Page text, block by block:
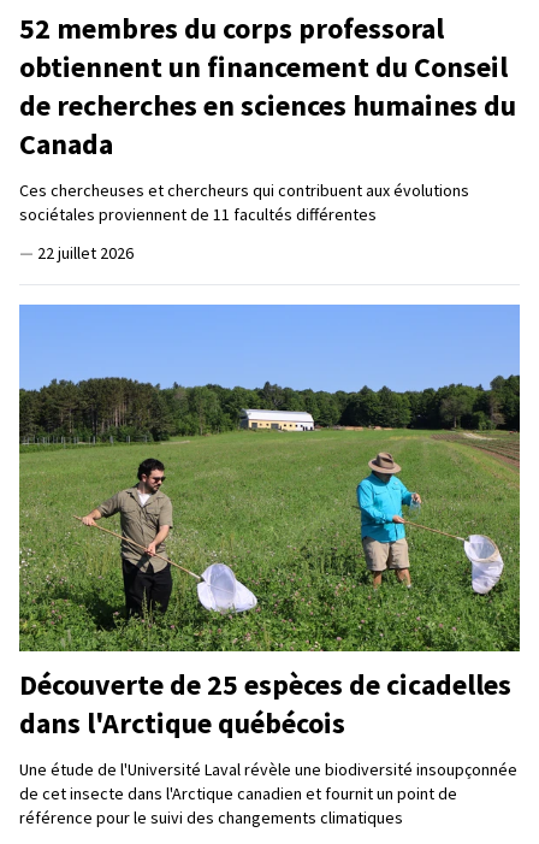
52 membres du corps professoral
obtiennent un financement du Conseil
de recherches en sciences humaines du
Canada
Ces chercheuses et chercheurs qui contribuent aux évolutions
sociétales proviennent de 11 facultés différentes
— 22 juillet 2026
Découverte de 25 espèces de cicadelles
dans l'Arctique québécois
Une étude de l'Université Laval révèle une biodiversité insoupçonnée
de cet insecte dans l'Arctique canadien et fournit un point de
référence pour le suivi des changements climatiques